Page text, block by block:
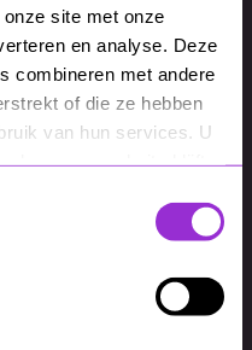
site met onze
en analyse. Deze
combineren met andere
of die ze hebben
van hun services. U
kennis en
de juiste expertise
in te
die nodig zijn voor
SEA-campagnes.